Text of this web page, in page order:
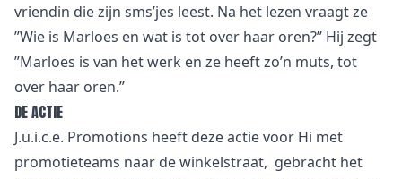
vriendin die zijn sms’jes leest. Na het lezen vraagt ze
”Wie is Marloes en wat is tot over haar oren?’’ Hij zegt
”Marloes is van het werk en ze heeft zo’n muts, tot
over haar oren.”
DE ACTIE
J.u.i.c.e. Promotions heeft deze actie voor Hi met
promotieteams naar de winkelstraat, gebracht het